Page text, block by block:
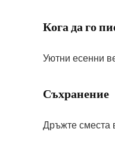
Кога да го
Уютни есенни
Съхранение
Дръжте сместа